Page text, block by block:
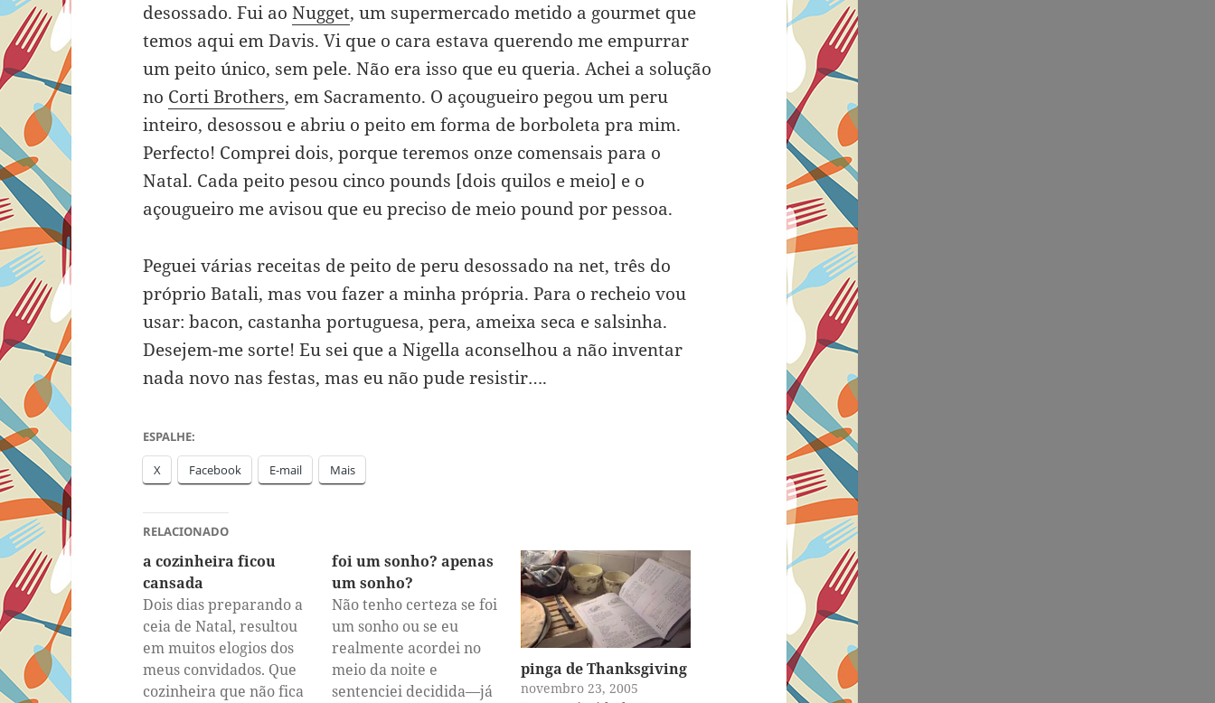
desossado. Fui aoNugget, um supermercado metido a gourmet que
temos aqui em Davis. Vi que o cara estava querendo me empurrar
um peito único, sem pele. Não era isso que eu queria. Achei a solução
no Corti Brothers, em Sacramento. O açougueiro pegou um peru
inteiro, desossou e abriu o peito em forma de borboleta pra mim.
Perfecto! Comprei dois, porque teremos onze comensais para o
Natal. Cada peito pesou cinco pounds [dois quilos e meio] e o
açougueiro me avisou que eu preciso de meio pound por pessoa.
Peguei várias receitas de peito de peru desossado na net, três do
próprio Batali, mas vou fazer a minha própria. Para o recheio vou
usar: bacon, castanha portuguesa, pera, ameixa seca e salsinha.
Desejem-me sorte! Eu sei que a Nigella aconselhou a não inventar
nada novo nas festas, mas eu não pude resistir….
ESPALHE:
X Facebook E-mail Mais
RELACIONADO
a cozinheira ficou
cansada
Dois dias preparando a
ceia de Natal, resultou
em muitos elogios dos
meus convidados. Que
cozinheira que não fica
foi um sonho? apenas
um sonho?
Não tenho certeza se foi
um sonho ou se eu
realmente acordei no
meio da noite e
sentenciei decidida—já
pinga de Thanksgiving
novembro 23, 2005